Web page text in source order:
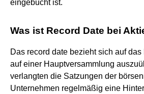
eingebucht ist.
Was ist Record Date bei
Das record date bezieht sich auf
auf einer Hauptversammlung
verlangten die Satzungen der
Unternehmen regelmäßig eine